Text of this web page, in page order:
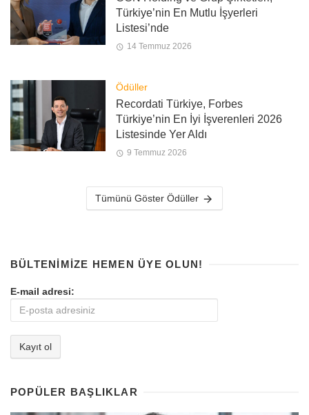
Türkiye’nin En Mutlu İşyerleri
Listesi’nde
14 Temmuz 2026
Ödüller
Recordati Türkiye, Forbes
Türkiye’nin En İyi İşverenleri 2026
Listesinde Yer Aldı
9 Temmuz 2026
Tümünü Göster Ödüller
BÜLTENIMIZE HEMEN ÜYE OLUN!
E-mail adresi:
POPÜLER BAŞLIKLAR